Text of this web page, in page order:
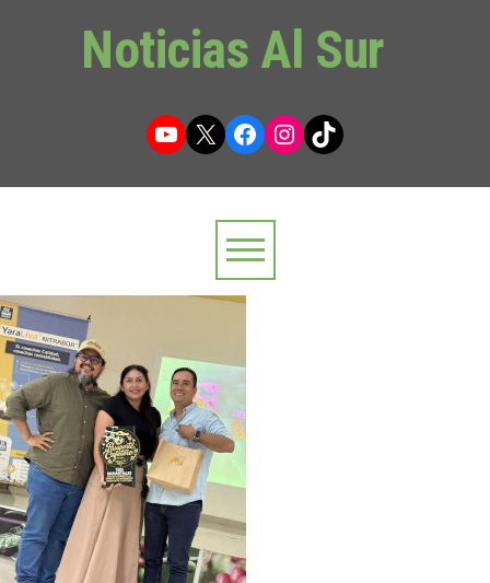
Noticias Al Sur
YouTube
X Facebook
Instagram
TikTok